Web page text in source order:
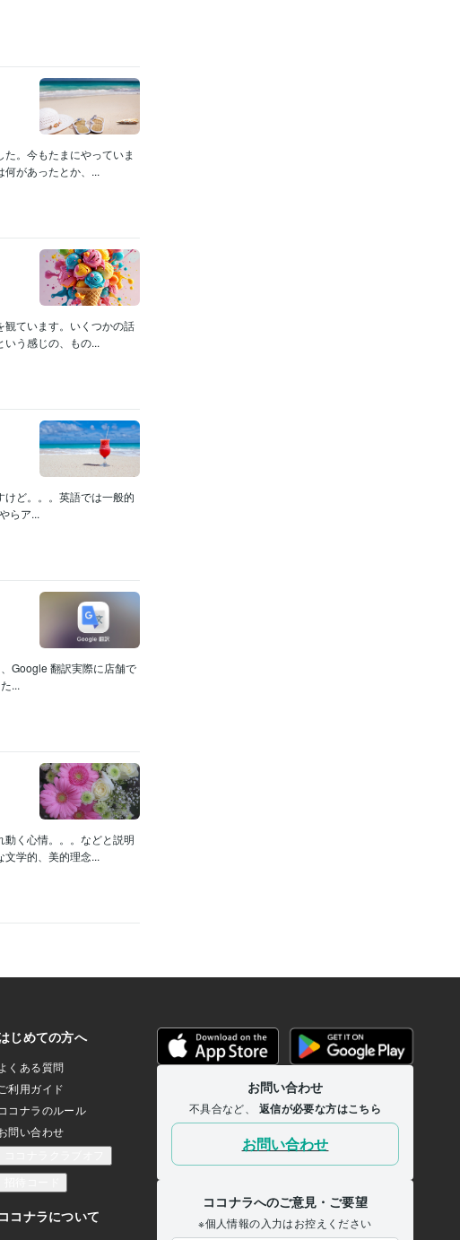
。今もたまにやっていま
があったとか、...
観ています。いくつかの話
う感じの、もの...
ど。。。英語では一般的
らア...
Google 翻訳実際に店舗で
...
動く心情。。。などと説明
学的、美的理念...